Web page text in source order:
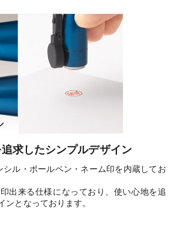
求したシンプルデザイン
シル・ボールペン・ネーム印を内蔵してお
出来る仕様になっており、使い心地を追
ンとなっております。